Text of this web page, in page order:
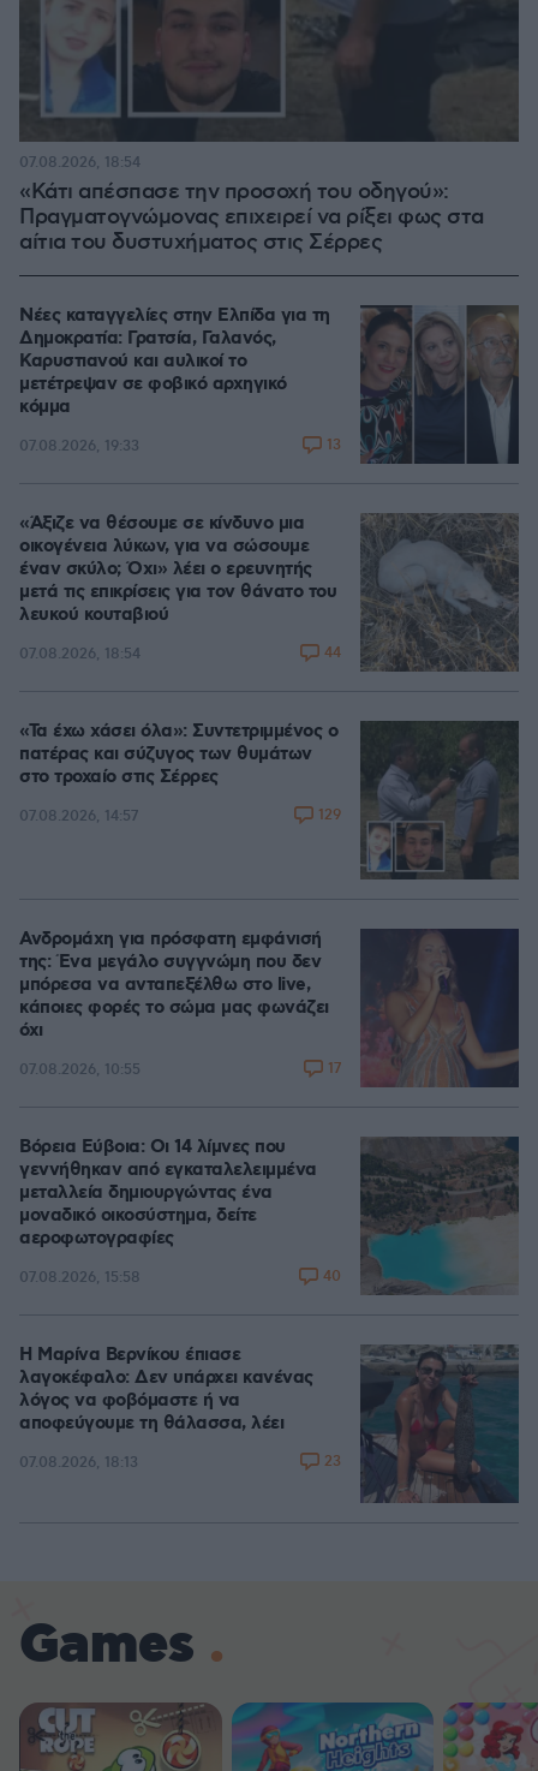
«Κάτι απέσπασε την προσοχή του οδηγού»:
Πραγματογνώμονας επιχειρεί να ρίξει φως στα
αίτια του δυστυχήματος στις Σέρρες
07.08.2026, 18:54
Νέες καταγγελίες στην Ελπίδα για τη
Δημοκρατία: Γρατσία, Γαλανός,
Καρυστιανού και αυλικοί το
μετέτρεψαν σε φοβικό αρχηγικό
κόμμα
07.08.2026, 19:33 13
«Άξιζε να θέσουμε σε κίνδυνο μια
οικογένεια λύκων, για να σώσουμε
έναν σκύλο; Όχι» λέει ο ερευνητής
μετά τις επικρίσεις για τον θάνατο του
λευκού κουταβιού
07.08.2026, 18:54 44
«Τα έχω χάσει όλα»: Συντετριμμένος ο
πατέρας και σύζυγος των θυμάτων
στο τροχαίο στις Σέρρες
07.08.2026, 14:57 129
Ανδρομάχη για πρόσφατη εμφάνισή
της: Ένα μεγάλο συγγνώμη που δεν
μπόρεσα να ανταπεξέλθω στο live,
κάποιες φορές το σώμα μας φωνάζει
όχι
07.08.2026, 10:55 17
Βόρεια Εύβοια: Οι 14 λίμνες που
γεννήθηκαν από εγκαταλελειμμένα
μεταλλεία δημιουργώντας ένα
μοναδικό οικοσύστημα, δείτε
αεροφωτογραφίες
07.08.2026, 15:58 40
Η Μαρίνα Βερνίκου έπιασε
λαγοκέφαλο: Δεν υπάρχει κανένας
λόγος να φοβόμαστε ή να
αποφεύγουμε τη θάλασσα, λέει
07.08.2026, 18:13 23
Games